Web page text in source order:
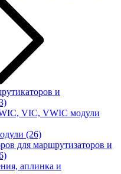
и
VIC, VWIC модули
(26)
для маршрутизаторов и
аплинка и